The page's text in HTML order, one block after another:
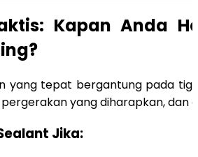
Kapan Anda
yang tepat bergantung pada
yang diharapkan, dan
Jika: